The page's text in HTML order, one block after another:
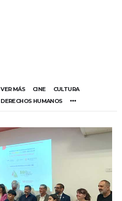
VER MÁS CINE
CULTURA
DERECHOS HUMANOS